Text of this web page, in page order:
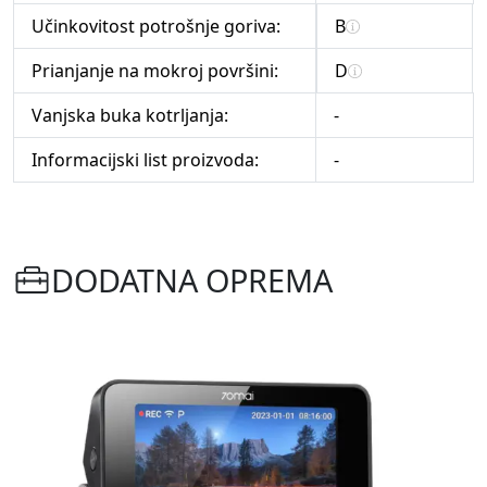
Učinkovitost potrošnje goriva:
B
Prianjanje na mokroj površini:
D
Vanjska buka kotrljanja:
-
Informacijski list proizvoda:
-
DODATNA OPREMA